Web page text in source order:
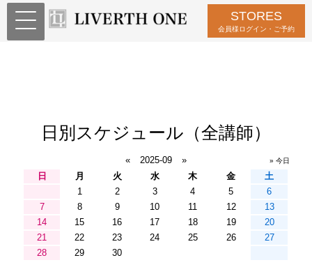
STORES
会員様ログイン・ご予約
日別スケジュール（全講師）
« 2025-09 » » 今日
日 月 火 水 木 金
土
1
2 3 4 5
6
7
8 9 10 11 12
13
14
15 16 17 18 19
20
21
22 23 24 25 26
27
28
29 30